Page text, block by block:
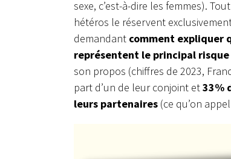
sexe, c’est-à-dire les femmes).
hétéros le réservent
demandant comment expliquer
représentent le principal
son propos (chiffres de 2023,
part d’un de leur conjoint et33%
leurs partenaires (ce qu’on